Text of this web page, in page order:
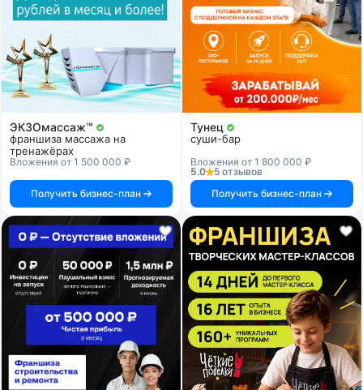
ЭКЗОмассаж™
франшиза массажа на
тренажёрах
Вложения от 1 500 000 ₽
Получить бизнес-план
Тунец
суши-бар
Вложения от 1 800 000 ₽
5.0
5 отзывов
Получить бизнес-план